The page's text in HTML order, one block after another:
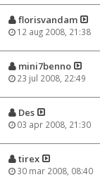
florisvandam
12 aug 2008, 21:38
mini7benno
23 jul 2008, 22:49
Des
03 apr 2008, 21:30
tirex
30 mar 2008, 08:40